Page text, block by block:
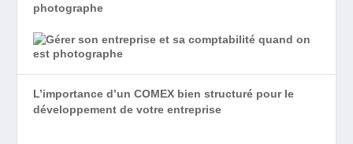
photographe
L’importance d’un COMEX bien structuré pour le
développement de votre entreprise